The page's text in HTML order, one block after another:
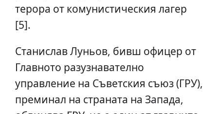
терора от комунистическия лагер
[5].
Станислав Луньов, бивш офицер от
Главното разузнавателно
управление на Съветския съюз (ГРУ),
преминал на страната на Запада,